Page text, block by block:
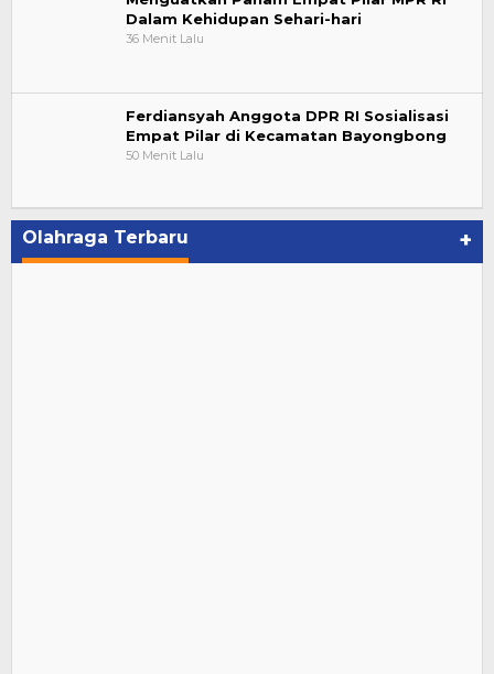
Dalam Kehidupan Sehari-hari
36 Menit Lalu
Ferdiansyah Anggota DPR RI Sosialisasi
Empat Pilar di Kecamatan Bayongbong
50 Menit Lalu
Olahraga Terbaru +